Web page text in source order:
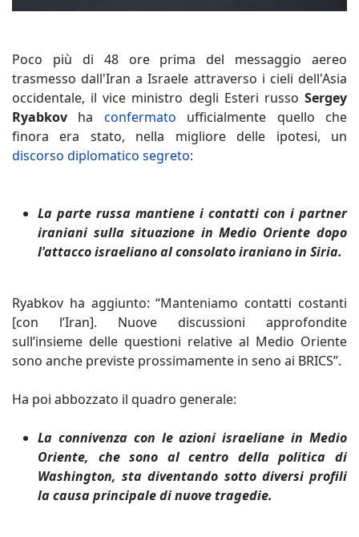
Poco più di 48 ore prima del messaggio aereo
trasmesso dall'Iran a Israele attraverso i cieli dell'Asia
occidentale, il vice ministro degli Esteri russo Sergey
Ryabkov ha confermato ufficialmente quello che
finora era stato, nella migliore delle ipotesi, un
discorso diplomatico segreto:
La parte russa mantiene i contatti con i partner
iraniani sulla situazione in Medio Oriente dopo
l'attacco israeliano al consolato iraniano in Siria.
Ryabkov ha aggiunto: “Manteniamo contatti costanti
[con l’Iran]. Nuove discussioni approfondite
sull’insieme delle questioni relative al Medio Oriente
sono anche previste prossimamente in seno ai BRICS”.
Ha poi abbozzato il quadro generale:
La connivenza con le azioni israeliane in Medio
Oriente, che sono al centro della politica di
Washington, sta diventando sotto diversi profili
la causa principale di nuove tragedie.